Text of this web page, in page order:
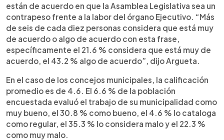
están de acuerdo en que la Asamblea Legislativa sea un
contrapeso frente a la labor del órgano Ejecutivo. “Más
de seis de cada diez personas considera que está muy
de acuerdo o algo de acuerdo con esta frase,
específicamente el 21.6 % considera que está muy de
acuerdo, el 43.2 % algo de acuerdo”, dijo Argueta.
En el caso de los concejos municipales, la calificación
promedio es de 4.6. El 6.6 % de la población
encuestada evaluó el trabajo de su municipalidad como
muy bueno, el 30.8 % como bueno, el 4.6 % lo cataloga
como regular, el 35.3 % lo considera malo y el 22.3 %
como muy malo.